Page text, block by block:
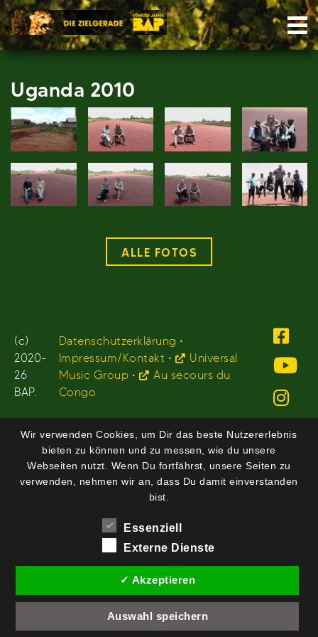
Skip
to
content
Uganda 2010
ALLE FOTOS
(c)
2020-
26
BAP.
Datenschutzerklärung •
Impressum/Kontakt •
Universal
Music Group •
Au secours du
Congo
Wir verwenden Cookies, um Dir das beste Nutzererlebnis
bieten zu können und zu messen, wie du unsere
Webseiten nutzt. Wenn Du fortfährst, unsere Seiten zu
verwenden, nehmen wir an, dass Du damit einverstanden
bist.
Essenziell
Externe Dienste
✓ Akzeptieren
Auswahl speichern